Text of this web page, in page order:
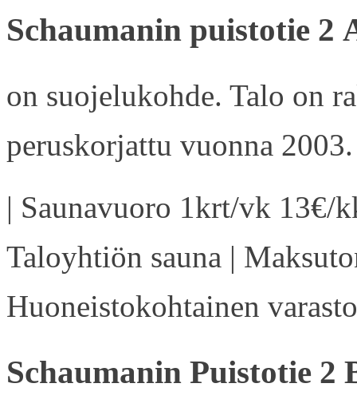
Schaumanin puistotie 2
on suojelukohde. Talo on
peruskorjattu vuonna 2003.
| Saunavuoro 1krt/vk 13€/
Taloyhtiön sauna |
Huoneistokohtainen
Schaumanin Puistotie 2